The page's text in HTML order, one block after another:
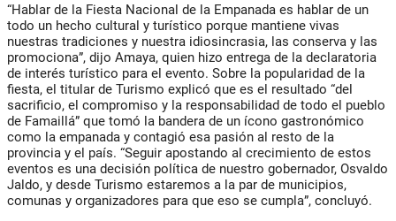
“Hablar de la Fiesta Nacional de la Empanada es hablar de un
todo un hecho cultural y turístico porque mantiene vivas
nuestras tradiciones y nuestra idiosincrasia, las conserva y las
promociona”, dijo Amaya, quien hizo entrega de la declaratoria
de interés turístico para el evento. Sobre la popularidad de la
fiesta, el titular de Turismo explicó que es el resultado “del
sacrificio, el compromiso y la responsabilidad de todo el pueblo
de Famaillá” que tomó la bandera de un ícono gastronómico
como la empanada y contagió esa pasión al resto de la
provincia y el país. “Seguir apostando al crecimiento de estos
eventos es una decisión política de nuestro gobernador, Osvaldo
Jaldo, y desde Turismo estaremos a la par de municipios,
comunas y organizadores para que eso se cumpla”, concluyó.